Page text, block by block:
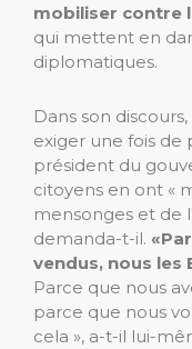
mobiliser contre
qui mettent en
diplomatiques.
Dans son
exiger une fois de
président du
citoyens en ont «
mensonges et de
demanda-t-il.
vendus, nous les
Parce que nous
parce que nous
cela », a-t-il lui-